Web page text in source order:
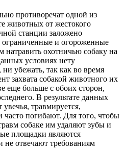
противоречат одной из
животных от жестокого
станции заложено
ограниченные и огороженные
натравить охотничью собаку на
условиях нету
убежать, так как во время
захвата собакой животного их
еще больше с обоих сторон,
В результате данных
травмируется,
погибают. Для того, чтобы
собаке им удаляют зубы и
площадки являются
отвечают требованиям